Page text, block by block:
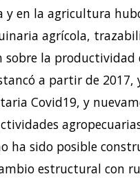
y en la agricultura
agrícola,
sobre la productividad
a partir de 2017,
Covid19, y
ha sido posible
estructural con